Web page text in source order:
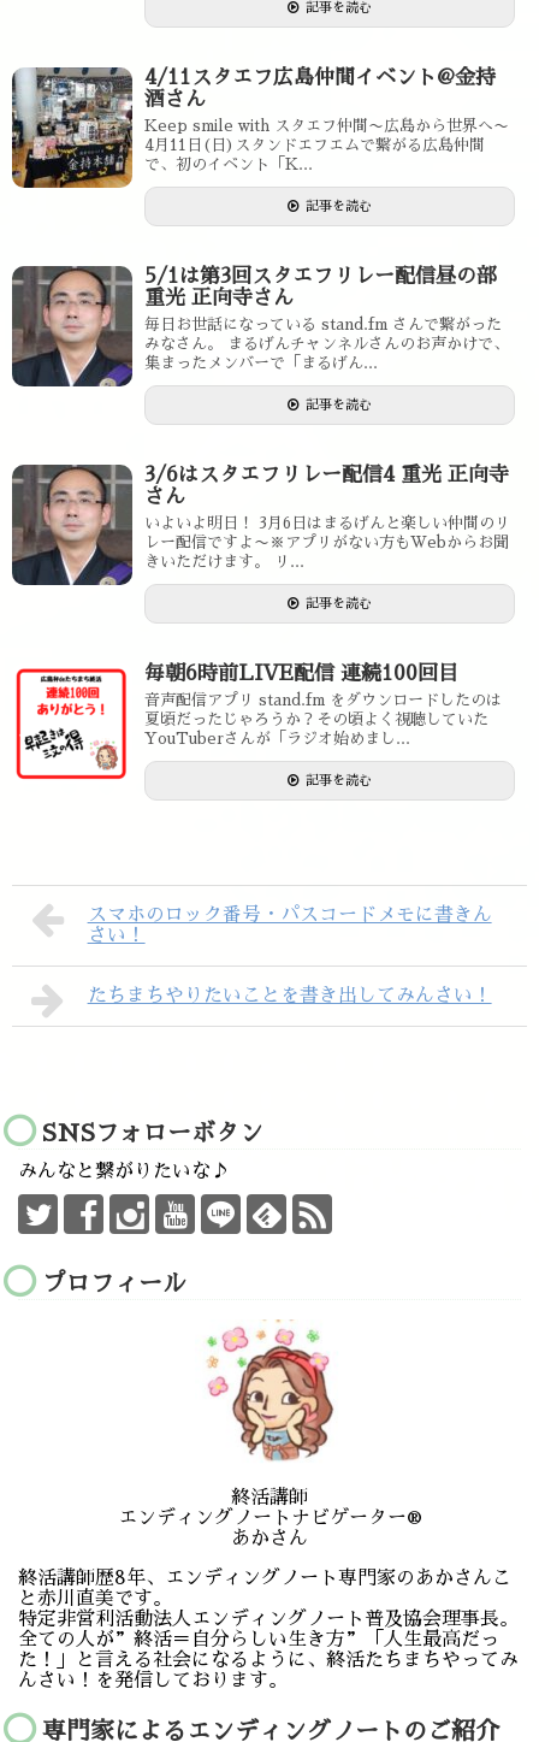
記事を読む
4/11スタエフ広島仲間イベント@金持
酒さん
Keep smile with スタエフ仲間〜広島から世界へ〜
4月11日(日)スタンドエフエムで繋がる広島仲間
で、初のイベント「K...
記事を読む
5/1は第3回スタエフリレー配信昼の部
重光 正向寺さん
毎日お世話になっている stand.fm さんで繋がった
みなさん。 まるげんチャンネルさんのお声かけで、
集まったメンバーで「まるげん...
記事を読む
3/6はスタエフリレー配信4 重光 正向寺
さん
いよいよ明日！ 3月6日はまるげんと楽しい仲間のリ
レー配信ですよ〜※アプリがない方もWebからお聞
きいただけます。 リ...
記事を読む
毎朝6時前LIVE配信 連続100回目
音声配信アプリ stand.fm をダウンロードしたのは
夏頃だったじゃろうか？その頃よく視聴していた
YouTuberさんが「ラジオ始めまし...
記事を読む
スマホのロック番号・パスコードメモに書きん
さい！
たちまちやりたいことを書き出してみんさい！
SNSフォローボタン
みんなと繋がりたいな♪
プロフィール
終活講師
エンディングノートナビゲーター®️
あかさん
終活講師歴8年、エンディングノート専門家のあかさんこ
と赤川直美です。
特定非営利活動法人エンディングノート普及協会理事長。
全ての人が”終活＝自分らしい生き方”「人生最高だっ
た！」と言える社会になるように、終活たちまちやってみ
んさい！を発信しております。
専門家によるエンディングノートのご紹介